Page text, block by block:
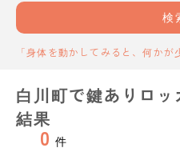
検
「身体を動かしてみると、何かが
白川町で鍵ありロ
結果
0 件